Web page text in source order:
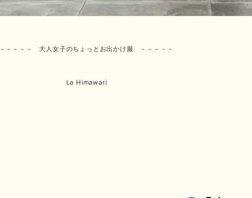
－－－－－ 大人女子のちょっとお出かけ服 －－－－－
La Himawari